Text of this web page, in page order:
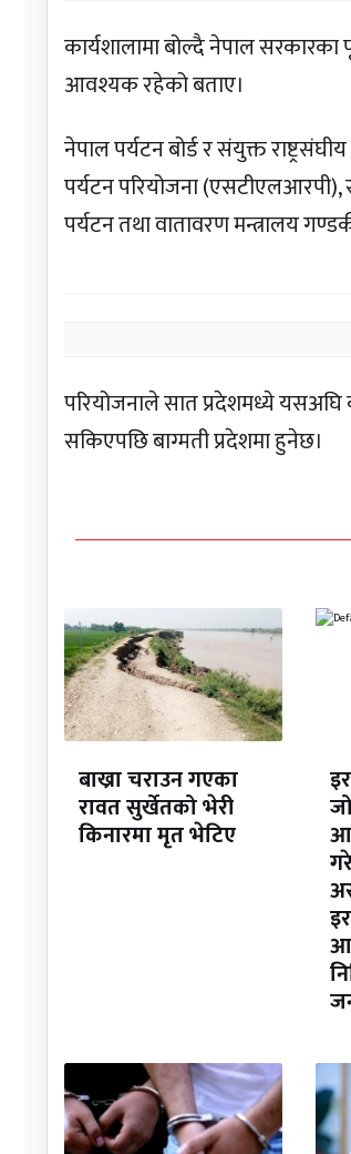
कार्यशालामा बोल्दै नेपाल
आवश्यक रहेको बताए।
नेपाल पर्यटन बोर्ड र संयुक्त
पर्यटन परियोजना (एसटीएलआरपी),
पर्यटन तथा वातावरण मन्त्रालय
परियोजनाले सात प्रदेशमध्ये यसअघि
सकिएपछि बाग्मती प्रदेशमा हुनेछ।
बाख्रा चराउन गएका
रावत सुर्खेतको भेरी
किनारमा मृत भेटिए